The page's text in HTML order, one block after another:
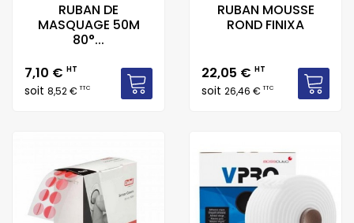
RUBAN DE
MASQUAGE 50M
80°...
Prix
7,10 € HT
soit 8,52 €TTC
RUBAN MOUSSE
ROND FINIXA
Prix
22,05 € HT
soit 26,46 €TTC